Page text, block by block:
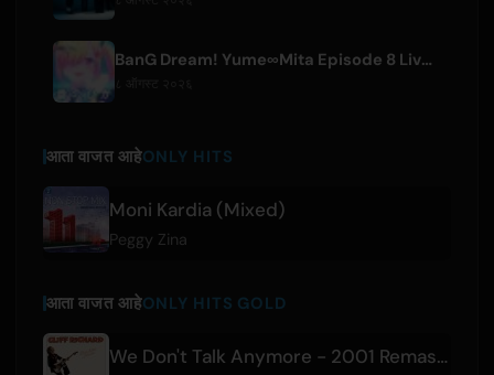
BanG Dream! Yume∞Mita Episode 8 Live Clip Released
आता वाजत आहेONLY HITS
Moni Kardia (Mixed)
Peggy Zina
आता वाजत आहेONLY HITS GOLD
We Don't Talk Anymore - 2001 Remaster